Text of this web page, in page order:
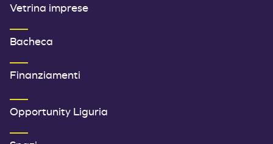
Vetrina imprese
Bacheca
Finanziamenti
SECONDO MENU FOOTER
Opportunity Liguria